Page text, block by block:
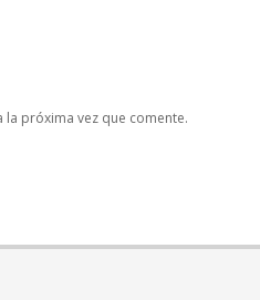
próxima vez que comente.